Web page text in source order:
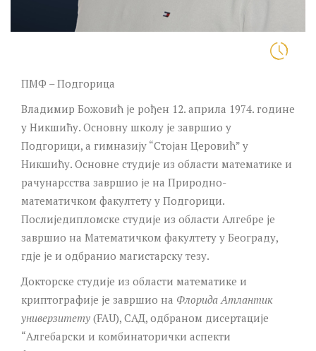
ПМФ – Подгорица
Владимир Божовић је рођен 12. априла 1974. године
у Никшићу. Основну школу је завршио у
Подгорици, а гимназију “Стојан Церовић” у
Никшићу. Основне студије из области математике и
рачунарсства завршио је на Природно-
математичком факултету у Подгорици.
Послиједипломске студије из области Алгебре је
завршио на Математичком факултету у Београду,
гдје је и одбранио магистарску тезу.
Докторске студије из области математике и
криптографије је завршио на Флорида Атлантик
универзитету (FAU), САД, одбраном дисертације
“Алгебарски и комбинаторички аспекти